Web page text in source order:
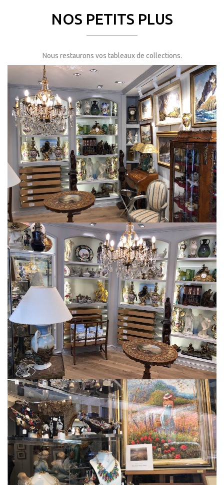
NOS PETITS PLUS
Nous restaurons vos tableaux de collections.